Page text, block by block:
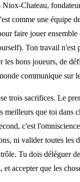
Niox-Chateau,
comme une équipe
faire jouer ensemble
Ton travail n'est
les bons joueurs, de
communique sur
trois sacrifices. Le
meilleurs que toi dans
c'est
ni valider toutes les
Tu dois déléguer
et accepter que les